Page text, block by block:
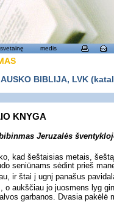
medis
BIBLIJA, LVK
KNYGA
Jeruzalės
kad šeštaisias metais,
seniūnams sėdint prieš
ir štai į ugnį panašus
o aukščiau jo juosmens lyg
garbanos. Dvasia pakėlė